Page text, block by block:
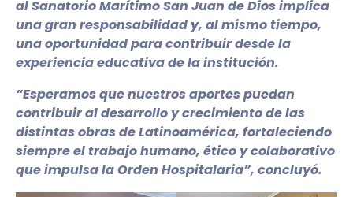
al Sanatorio Marítimo San Juan de Dios implica
una gran responsabilidad y, al mismo tiempo,
una oportunidad para contribuir desde la
experiencia educativa de la institución.
“Esperamos que nuestros aportes puedan
contribuir al desarrollo y crecimiento de las
distintas obras de Latinoamérica, fortaleciendo
siempre el trabajo humano, ético y colaborativo
que impulsa la Orden Hospitalaria”, concluyó.